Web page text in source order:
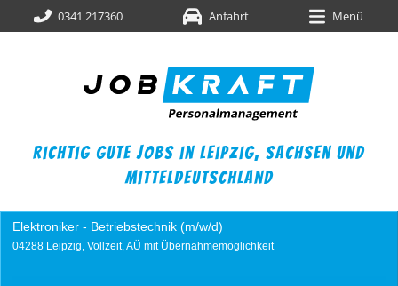
0341 217360 Anfahrt Menü
richtig gute jobs in leipzig, sachsen und
mitteldeutschland
(m/w/d)
04249 Leipzig, Vollzeit, AÜ